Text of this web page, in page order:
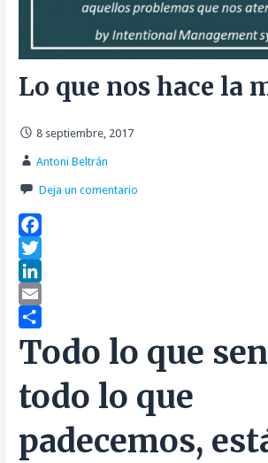
Lo que nos hace la
8 septiembre, 2017
Antoni Beltrán
Deja un comentario
F
a
c
e
b
o
o
k
T
w
t
e
r
L
n
k
e
d
I
n
E
m
a
C
o
m
p
a
r
Todo lo que
todo lo que
padecemos,